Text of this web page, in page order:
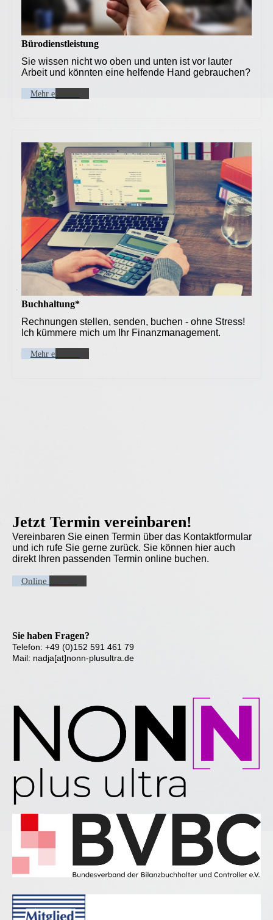
Bürodienstleistung
Sie wissen nicht wo oben und unten ist vor lauter
Arbeit und könnten eine helfende Hand gebrauchen?
Mehr erfahren
Buchhaltung*
Rechnungen stellen, senden, buchen - ohne Stress!
Ich kümmere mich um Ihr Finanzmanagement.
Mehr erfahren
Jetzt Termin vereinbaren!
Vereinbaren Sie einen Termin über das Kontaktformular
und ich rufe Sie gerne zurück. Sie können hier auch
direkt Ihren passenden Termin online buchen.
Online buchen
Sie haben Fragen?
Telefon: +49 (0)152 591 461 79
Mail: nadja[at]nonn-plusultra.de